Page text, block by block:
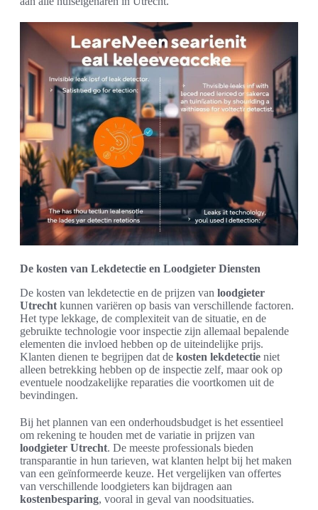
De kosten van Lekdetectie en Loodgieter Diensten
De kosten van lekdetectie en de prijzen van loodgieter
Utrecht kunnen variëren op basis van verschillende factoren.
Het type lekkage, de complexiteit van de situatie, en de
gebruikte technologie voor inspectie zijn allemaal bepalende
elementen die invloed hebben op de uiteindelijke prijs.
Klanten dienen te begrijpen dat de kosten lekdetectie niet
alleen betrekking hebben op de inspectie zelf, maar ook op
eventuele noodzakelijke reparaties die voortkomen uit de
bevindingen.
Bij het plannen van een onderhoudsbudget is het essentieel
om rekening te houden met de variatie in prijzen van
loodgieter Utrecht. De meeste professionals bieden
transparantie in hun tarieven, wat klanten helpt bij het maken
van een geïnformeerde keuze. Het vergelijken van offertes
van verschillende loodgieters kan bijdragen aan
kostenbesparing, vooral in geval van noodsituaties.